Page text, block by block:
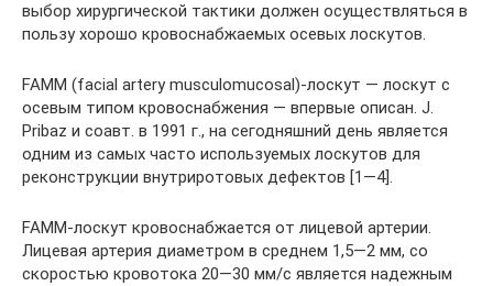
выбор хирургической тактики должен осуществляться в
пользу хорошо кровоснабжаемых осевых лоскутов.
FAMM (facial artery musculomucosal)-лоскут — лоскут с
осевым типом кровоснабжения — впервые описан. J.
Pribaz и соавт. в 1991 г., на сегодняшний день является
одним из самых часто используемых лоскутов для
реконструкции внутриротовых дефектов [1—4].
FAMM-лоскут кровоснабжается от лицевой артерии.
Лицевая артерия диаметром в среднем 1,5—2 мм, со
скоростью кровотока 20—30 мм/с является надежным